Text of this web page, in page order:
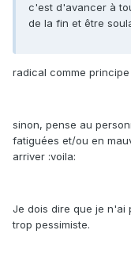
c'est d'avancer à
de la fin et être
radical comme principe
sinon, pense au
fatiguées et/ou en
arriver :voila:
Je dois dire que je n'ai
trop pessimiste.